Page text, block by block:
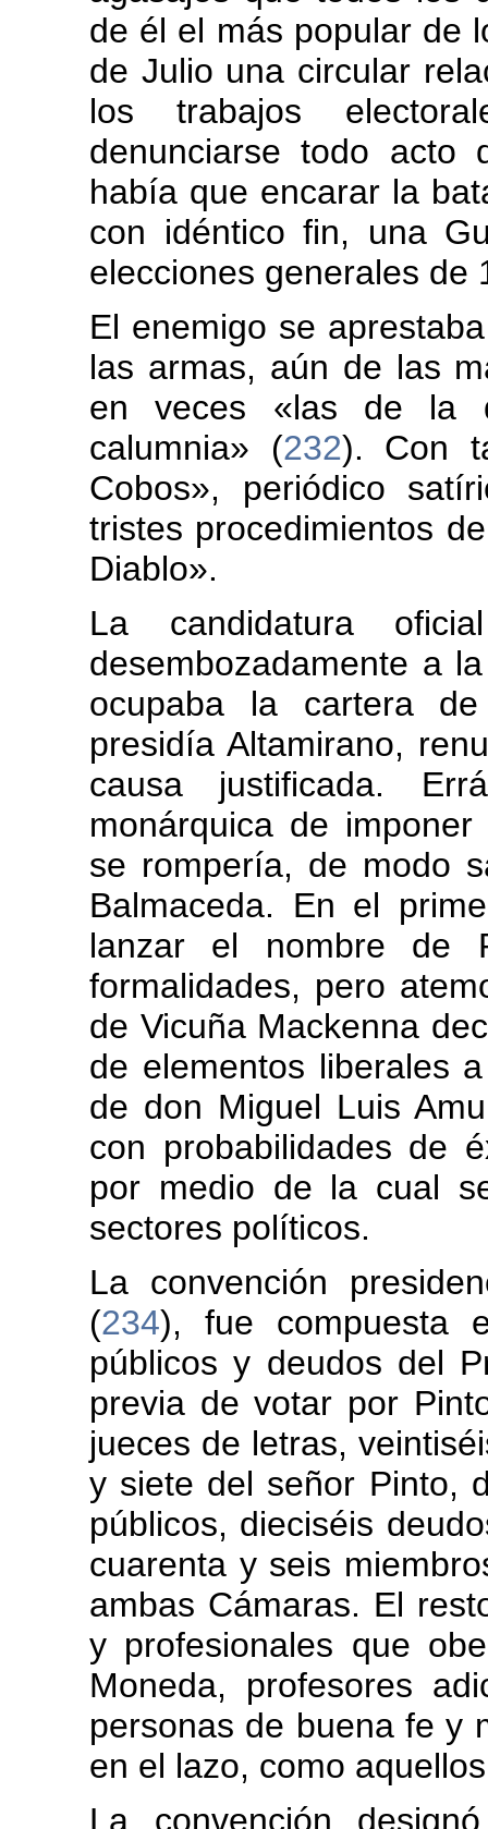
de él el más popular de
de Julio una circular
los trabajos
denunciarse todo acto
había que encarar la
con idéntico fin, una
elecciones generales de
El enemigo se
las armas, aún de las
en veces «las de la
calumnia» (232). Con
Cobos», periódico
tristes procedimientos
Diablo».
La candidatura
desembozadamente a
ocupaba la cartera
presidía Altamirano,
causa justificada.
monárquica de
se rompería, de modo
Balmaceda. En el
lanzar el nombre de
formalidades, pero
de Vicuña Mackenna
de elementos liberales
de don Miguel Luis
con probabilidades de
por medio de la cual
sectores políticos.
La convención
(234), fue compuesta
públicos y deudos del
previa de votar por
jueces de letras,
y siete del señor Pinto,
públicos, dieciséis
cuarenta y seis
ambas Cámaras. El
y profesionales que
Moneda, profesores
personas de buena fe y
en el lazo, como
La convención